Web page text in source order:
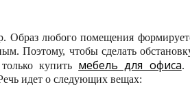
Образ любого помещения
Поэтому, чтобы сделать
купить мебель для офиса.
идет о следующих вещах: